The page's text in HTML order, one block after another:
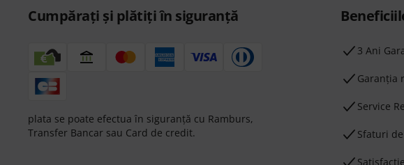
Cumpărați și plătiți în siguranță
plata se poate efectua în siguranță cu Ramburs,
Transfer Bancar sau Card de credit.
3 Ani
Garanţia
Service
Sfaturi